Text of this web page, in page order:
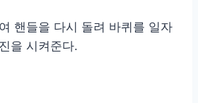
핸들을 다시 돌려 바퀴를 일자
을 시켜준다.